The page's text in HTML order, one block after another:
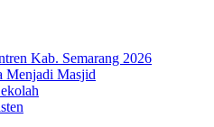
Kab. Semarang 2026
Menjadi Masjid